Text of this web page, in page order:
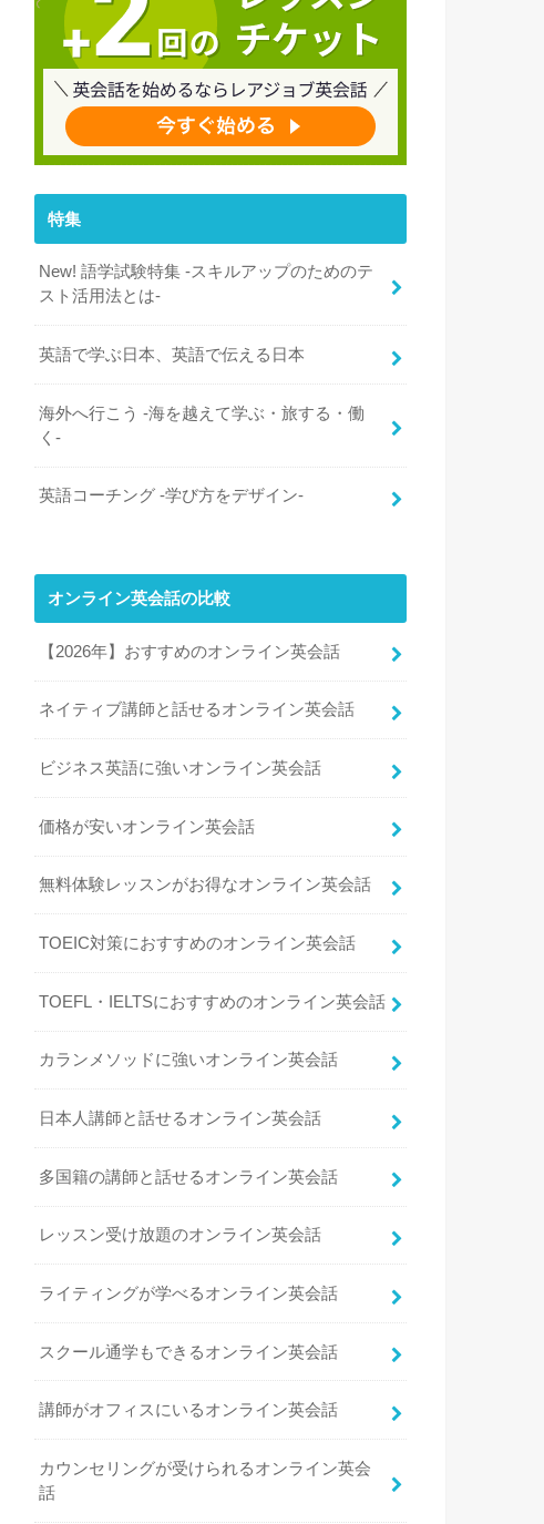
特集
New! 語学試験特集 -スキルアップのためのテ
スト活用法とは-
英語で学ぶ日本、英語で伝える日本
海外へ行こう -海を越えて学ぶ・旅する・働
く-
英語コーチング -学び方をデザイン-
オンライン英会話の比較
【2026年】おすすめのオンライン英会話
ネイティブ講師と話せるオンライン英会話
ビジネス英語に強いオンライン英会話
価格が安いオンライン英会話
無料体験レッスンがお得なオンライン英会話
TOEIC対策におすすめのオンライン英会話
TOEFL・IELTSにおすすめのオンライン英会話
カランメソッドに強いオンライン英会話
日本人講師と話せるオンライン英会話
多国籍の講師と話せるオンライン英会話
レッスン受け放題のオンライン英会話
ライティングが学べるオンライン英会話
スクール通学もできるオンライン英会話
講師がオフィスにいるオンライン英会話
カウンセリングが受けられるオンライン英会
話